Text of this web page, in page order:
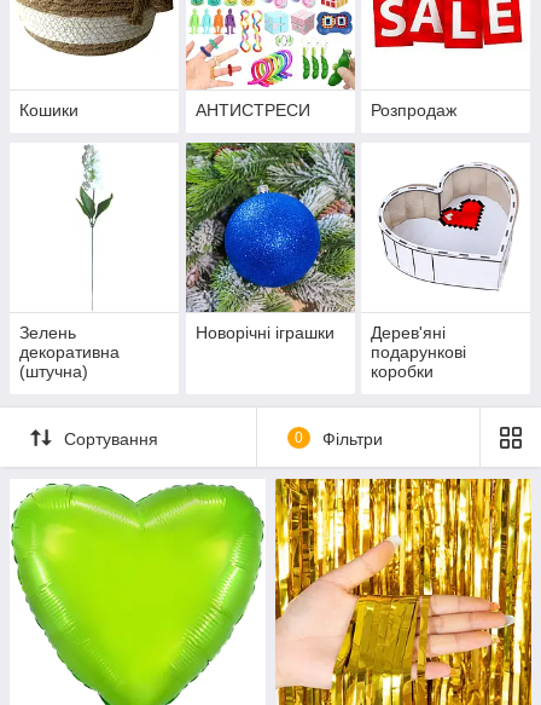
Кошики АНТИСТРЕСИ Розпродаж
Зелень
декоративна
(штучна)
Новорічні іграшки
Дерев'яні
подарункові
коробки
Сортування 0 Фільтри